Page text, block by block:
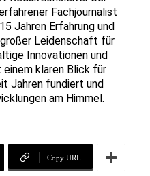
Fachjournalist
Jahren Erfahrung und
Leidenschaft für
Innovationen und
klaren Blick für
Jahren fundiert und
am Himmel.
Copy URL